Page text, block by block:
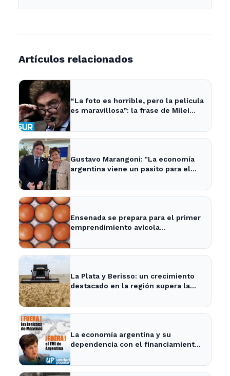
Artículos relacionados
“La foto es horrible, pero la película
es maravillosa”: la frase de Milei
Gustavo Marangoni: "La economía
argentina viene un pasito para el
Ensenada se prepara para el primer
emprendimiento avícola
La Plata y Berisso: un crecimiento
destacado en la región supera la
La economía argentina y su
dependencia con el financiamiento